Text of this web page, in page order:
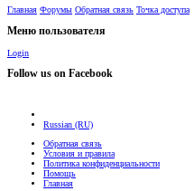
Главная Форумы Обратная связь Точка доступа
Меню пользователя
Login
Follow us on Facebook
Russian (RU)
Обратная связь
Условия и правила
Политика конфиденциальности
Помощь
Главная